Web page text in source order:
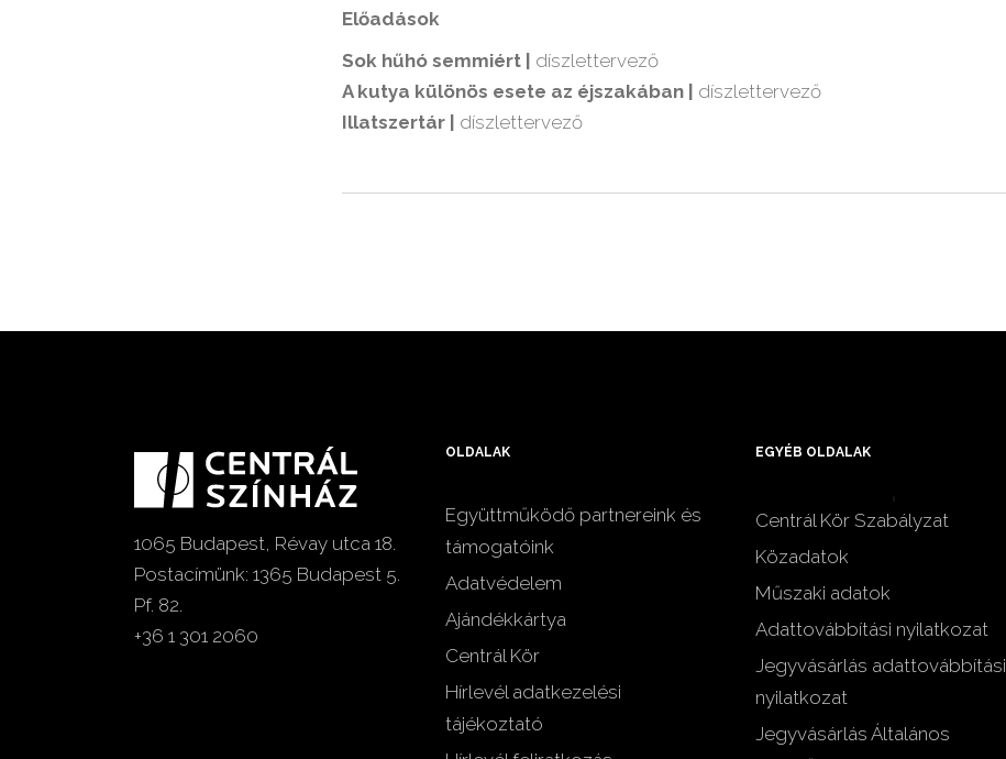
Előadások
Sok hűhó semmiért |
díszlettervező
A kutya különös esete az éjszakában |
díszlettervező
Illatszertár |
díszlettervező
1065 Budapest, Révay utca 18.
Postacímünk: 1365 Budapest 5.
Pf. 82.
+36 1 301 2060
OLDALAK
Együttműködő partnereink és
támogatóink
Adatvédelem
Ajándékkártya
Centrál Kör
Hírlevél adatkezelési
tájékoztató
EGYÉB OLDALAK
Centrál Kör Szabályzat
Közadatok
Műszaki adatok
Adattovábbítási nyilatkozat
Jegyvásárlás adattovábbítási
nyilatkozat
Jegyvásárlás Általános